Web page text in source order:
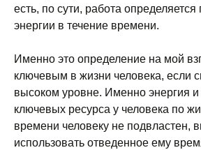
есть, по сути, работа
энергии в течение времени.
Именно это определение на мой
ключевым в жизни человека, если
высоком уровне. Именно энергия и
ключевых ресурса у человека по
времени человеку не подвластен,
использовать отведенное ему